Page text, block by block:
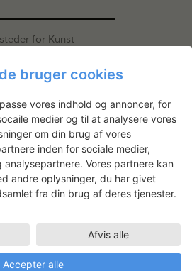
for Kunst
1401 Danmark + Google
bruger cookies
vores indhold og annoncer, for
medier og til at analysere vores
om din brug af vores
inden for sociale medier,
Vores partnere kan
andre oplysninger, du har givet
fra din brug af deres tjenester.
Afvis alle
Accepter alle